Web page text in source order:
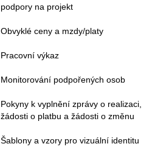
podpory na projekt
Obvyklé ceny a mzdy/platy
Pracovní výkaz
Monitorování podpořených osob
Pokyny k vyplnění zprávy o realizaci,
žádosti o platbu a žádosti o změnu
Šablony a vzory pro vizuální identitu